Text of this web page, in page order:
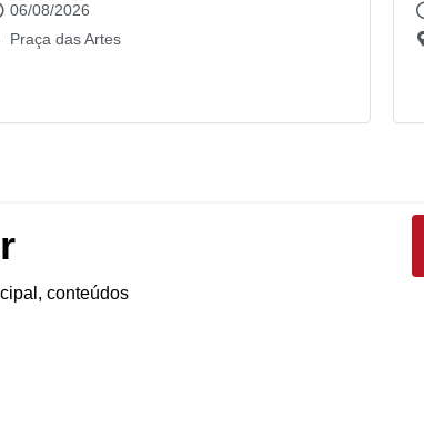
06/08/2026
Praça das Artes
conteúdos